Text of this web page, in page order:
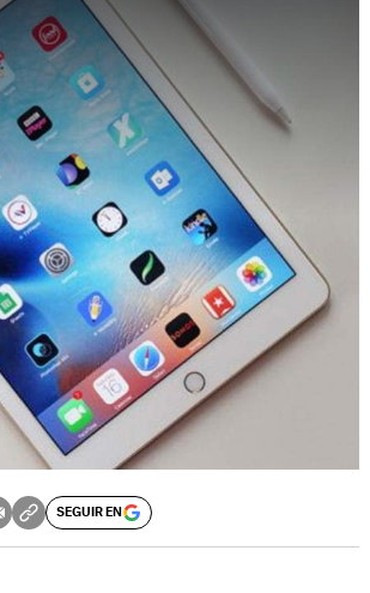
SEGUIR EN